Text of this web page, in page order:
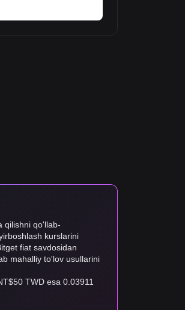
qilishni qo'llab-
kurslarini
fiat savdosidan
mahalliy to'lov usullarini
TWD esa 0.03911